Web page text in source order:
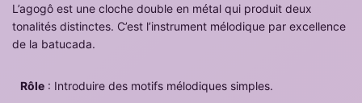
L’agogô est une cloche double en métal qui produit deux
tonalités distinctes. C’est l’instrument mélodique par excellence
de la batucada.
Rôle : Introduire des motifs mélodiques simples.